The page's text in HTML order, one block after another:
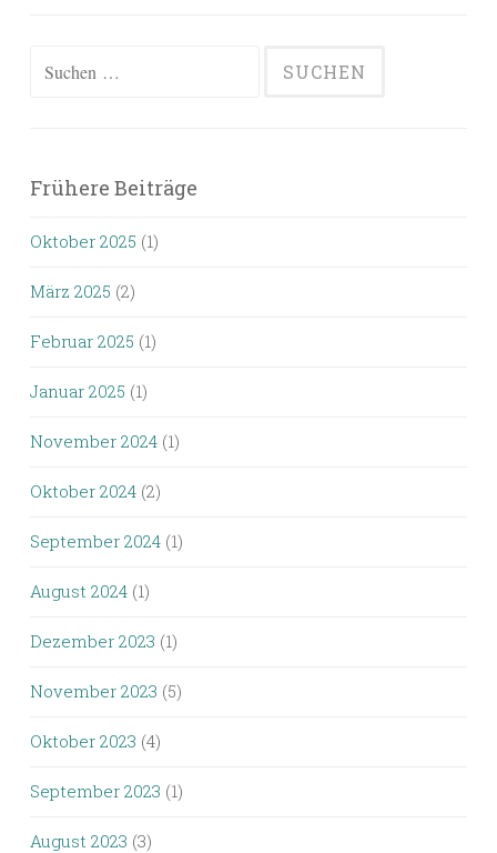
Suchen
Frühere Beiträge
Oktober 2025 (1)
März 2025 (2)
Februar 2025 (1)
Januar 2025 (1)
November 2024 (1)
Oktober 2024 (2)
September 2024 (1)
August 2024 (1)
Dezember 2023 (1)
November 2023 (5)
Oktober 2023 (4)
September 2023 (1)
August 2023 (3)